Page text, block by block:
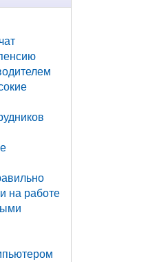
на работе